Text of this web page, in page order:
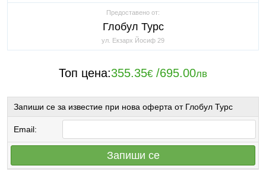
Предоставено от:
Глобул Турс
ул. Екзарх Йосиф 29
Топ цена:355.35€ /695.00лв
Запиши се за известие при нова оферта от Глобул Турс
Email:
Запиши се